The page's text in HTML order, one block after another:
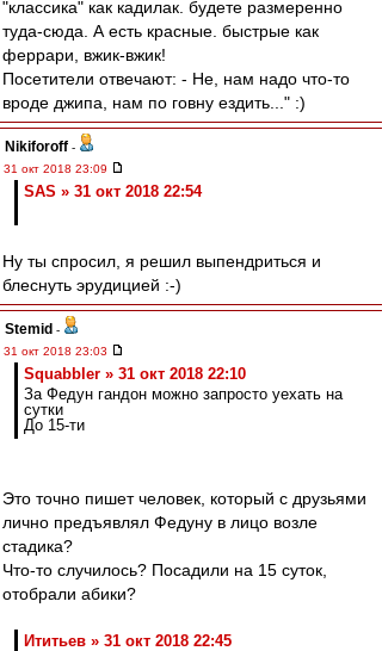
"классика" как кадилак. будете размеренно
туда-сюда. А есть красные. быстрые как
феррари, вжик-вжик!
Посетители отвечают: - Не, нам надо что-то
вроде джипа, нам по говну ездить..." :)
Nikiforoff -
31 окт 2018 23:09
SAS » 31 окт 2018 22:54
Ну ты спросил, я решил выпендриться и
блеснуть эрудицией :-)
Stemid -
31 окт 2018 23:03
Squabbler » 31 окт 2018 22:10
За Федун гандон можно запросто уехать на
сутки
До 15-ти
Это точно пишет человек, который с друзьями
лично предъявлял Федуну в лицо возле
стадика?
Что-то случилось? Посадили на 15 суток,
отобрали абики?
Ититьев » 31 окт 2018 22:45